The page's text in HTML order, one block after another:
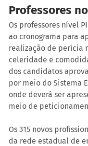
Professores
Os professores nível
ao cronograma para
realização de perícia
celeridade e
dos candidatos
por meio do Sistema
onde deverá ser
meio de
Os 315 novos
da rede estadual de